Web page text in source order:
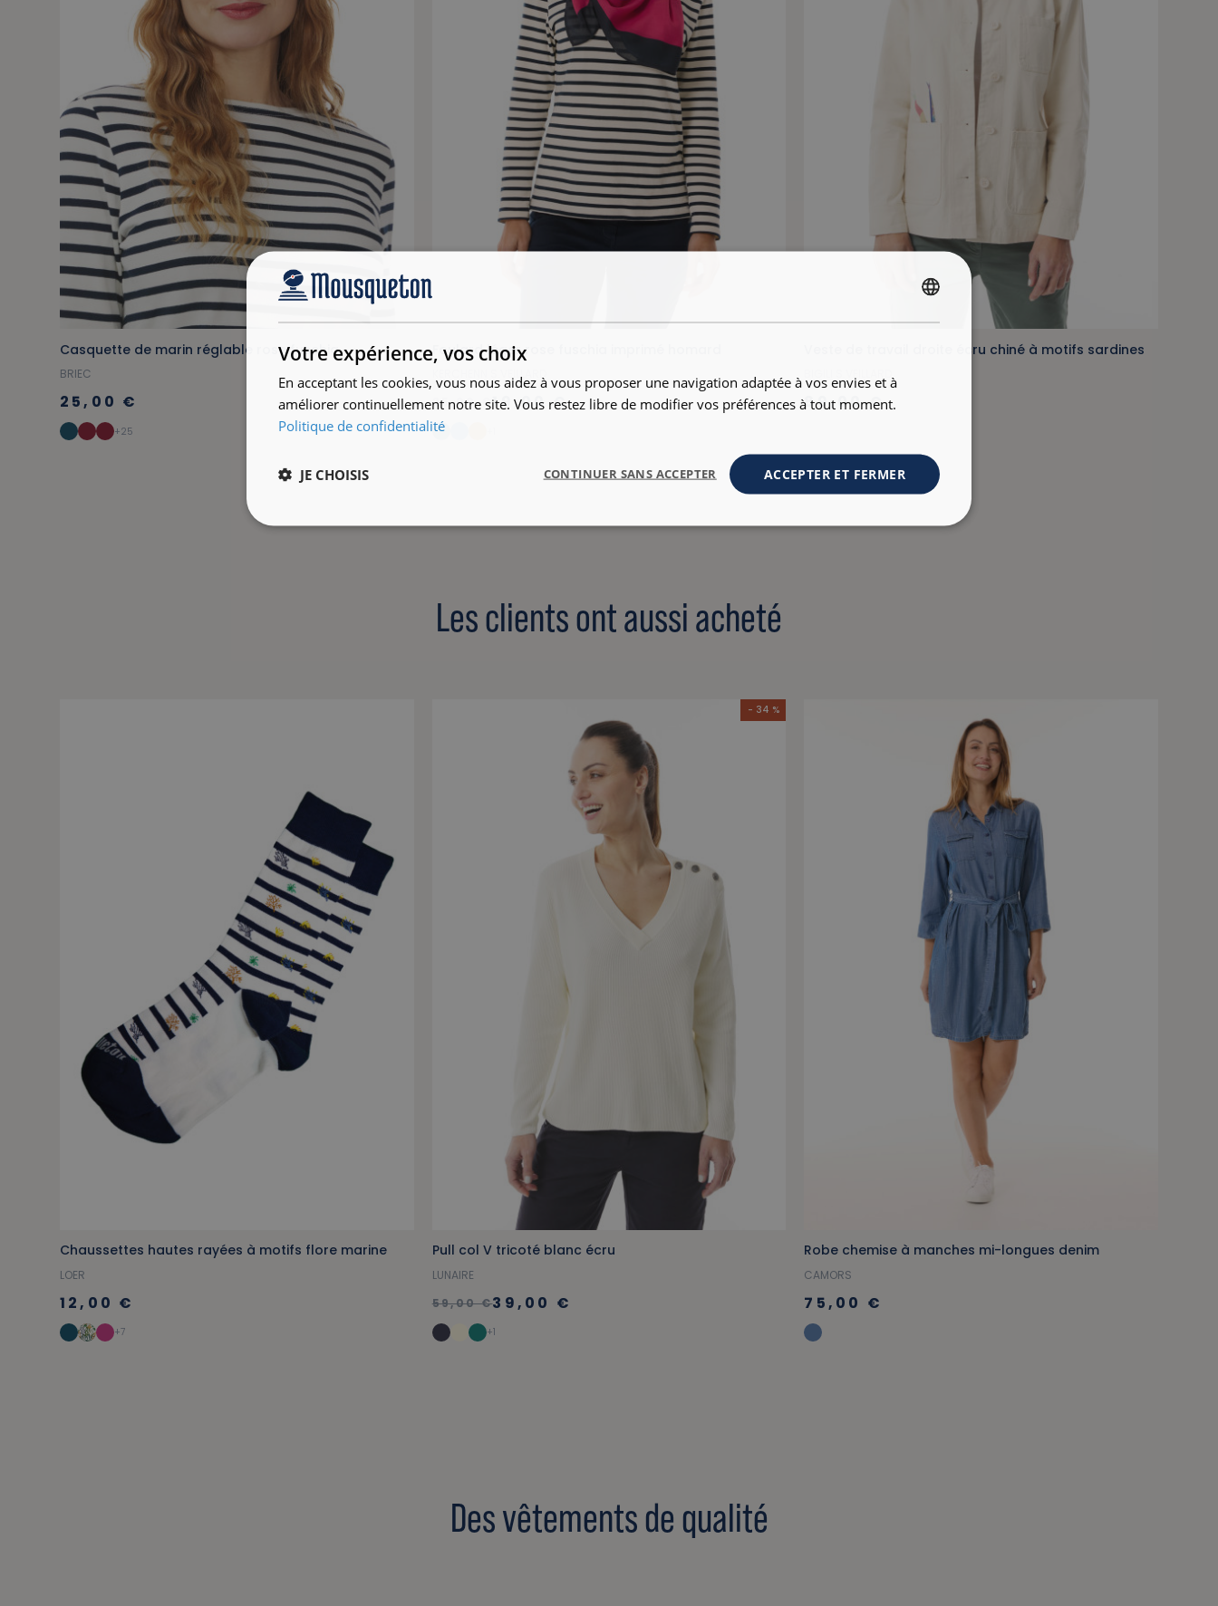
Casquette de marin réglable rose fuschia
BRIEC
25,00 €
+25
Foulard léger rose fuschia imprimé homard
KERCHENN S.VEILLARD
25,00 €19,00 €
Veste de travail droite écru chiné à motifs sardines
89,00 €
Les clients ont aussi acheté
Chaussettes hautes rayées à motifs flore marine
LOER
12,00 €
+7
- 34 %
Pull col V tricoté blanc écru
LUNAIRE
59,00 €39,00 €
+1
Robe chemise à manches mi-longues denim
CAMORS
75,00 €
Des vêtements de qualité
Votre expérience, vos choix
En acceptant les cookies, vous nous aidez à vous proposer une navigation adaptée à vos envies et à
améliorer continuellement notre site. Vous restez libre de modifier vos préférences à tout moment.
Politique de confidentialité
ACCEPTER ET FERMER
CONTINUER SANS ACCEPTER
JE CHOISIS